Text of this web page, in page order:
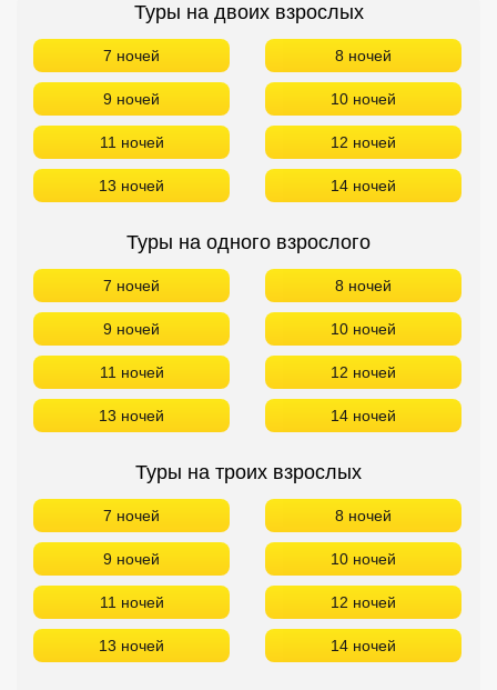
Туры на двоих взрослых
7 ночей 8 ночей
9 ночей 10 ночей
11 ночей 12 ночей
13 ночей 14 ночей
Туры на одного взрослого
7 ночей 8 ночей
9 ночей 10 ночей
11 ночей 12 ночей
13 ночей 14 ночей
Туры на троих взрослых
7 ночей 8 ночей
9 ночей 10 ночей
11 ночей 12 ночей
13 ночей 14 ночей